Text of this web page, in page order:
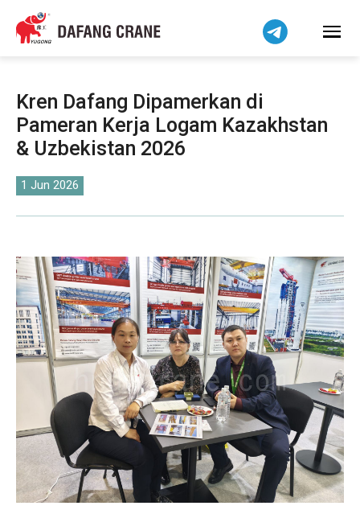
Kren Dafang Dipamerkan di
Pameran Kerja Logam Kazakhstan
& Uzbekistan 2026
1 Jun 2026
हिन्दी
Bahasa Indonesia
বাংলা
فارسی
Pilipino
اردو
Українська
Беларуская мова
Kiswahili
Dansk
Norsk
O‘zbekcha